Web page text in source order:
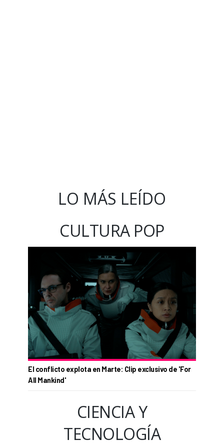
LO MÁS LEÍDO
CULTURA POP
El conflicto explota en Marte: Clip exclusivo de 'For
All Mankind'
CIENCIA Y
TECNOLOGÍA